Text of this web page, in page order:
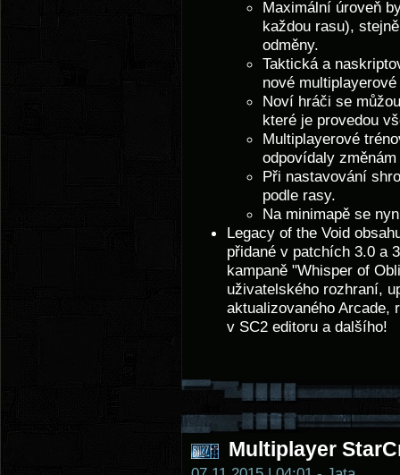
Maximální úroveň
každou rasu),
odměny.
Taktická a
nové
Noví hráči se
které je provedou
Multiplayerové
odpovídaly
Při nastavování
podle rasy.
Na minimapě se
Legacy of the Void
přidané v patchích 3.0 a
kampaně "Whisper of
uživatelského rozhraní,
aktualizovaného Arcade,
v SC2 editoru a dalšího!
Multiplayer